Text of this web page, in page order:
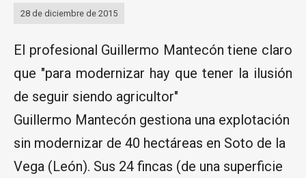
28 de diciembre de 2015
El profesional Guillermo Mantecón tiene claro
que "para modernizar hay que tener la ilusión
de seguir siendo agricultor"
Guillermo Mantecón gestiona una explotación
sin modernizar de 40 hectáreas en Soto de la
Vega (León). Sus 24 fincas (de una superficie